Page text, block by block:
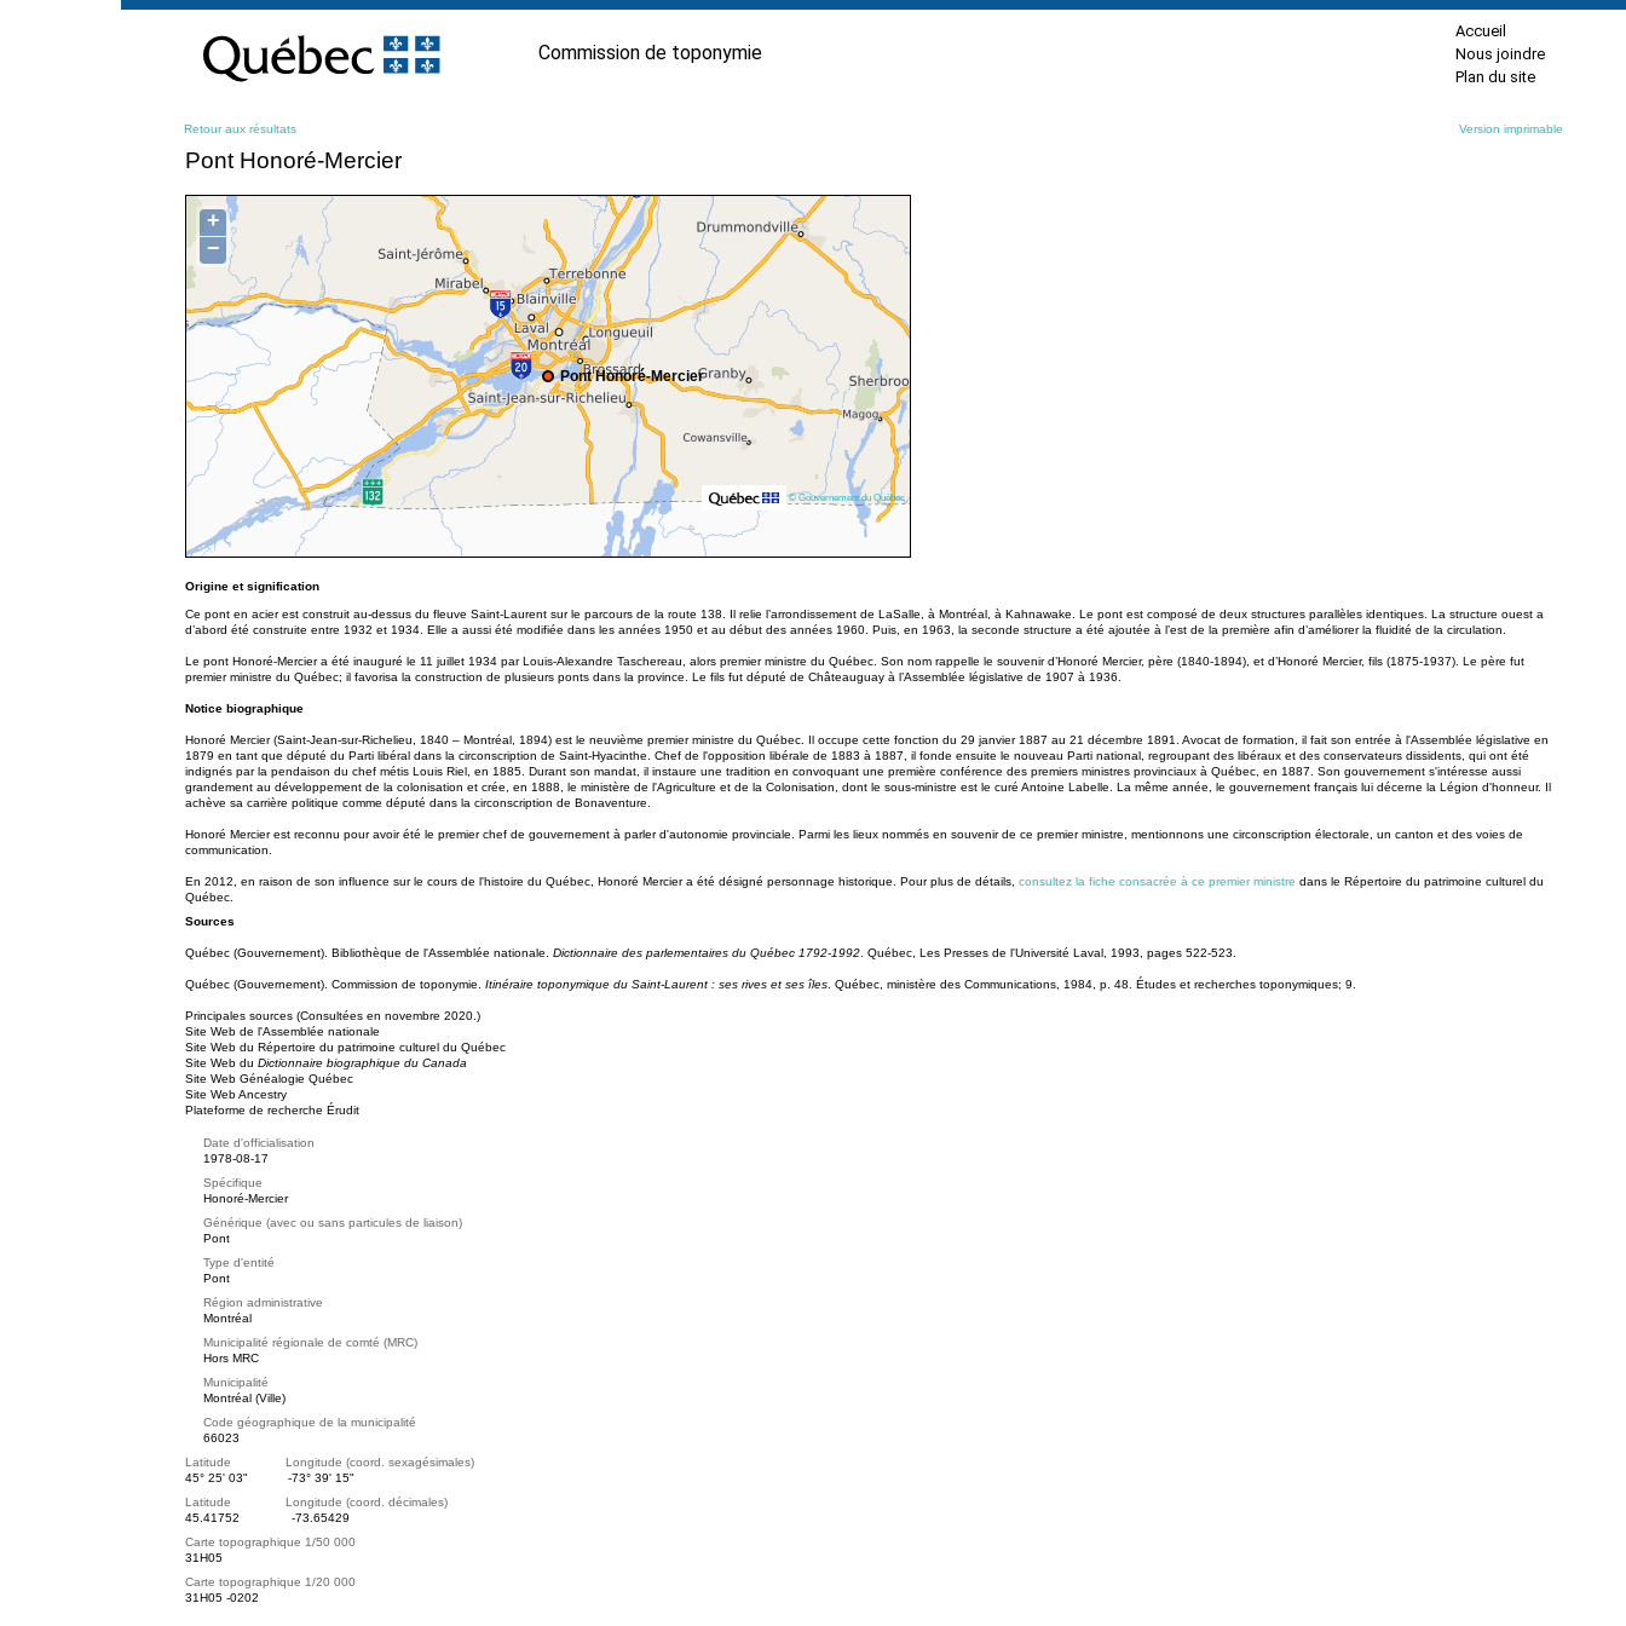
contenu
Commission de toponymie
Accueil
Nous joindre
Plan du site
Retour aux résultats Version imprimable
Pont Honoré-Mercier
Pont Honoré-Mercier
+
−
© Gouvernement du Québec
Origine et signification
Ce pont en acier est construit au-dessus du fleuve Saint-Laurent sur le parcours de la route 138. Il relie l’arrondissement de LaSalle, à Montréal, à Kahnawake. Le pont est composé de deux structures parallèles identiques. La structure ouest a
d’abord été construite entre 1932 et 1934. Elle a aussi été modifiée dans les années 1950 et au début des années 1960. Puis, en 1963, la seconde structure a été ajoutée à l’est de la première afin d’améliorer la fluidité de la circulation.
Le pont Honoré-Mercier a été inauguré le 11 juillet 1934 par Louis-Alexandre Taschereau, alors premier ministre du Québec. Son nom rappelle le souvenir d’Honoré Mercier, père (1840-1894), et d’Honoré Mercier, fils (1875-1937). Le père fut
premier ministre du Québec; il favorisa la construction de plusieurs ponts dans la province. Le fils fut député de Châteauguay à l’Assemblée législative de 1907 à 1936.
Notice biographique
Honoré Mercier (Saint-Jean-sur-Richelieu, 1840 – Montréal, 1894) est le neuvième premier ministre du Québec. Il occupe cette fonction du 29 janvier 1887 au 21 décembre 1891. Avocat de formation, il fait son entrée à l'Assemblée législative en
1879 en tant que député du Parti libéral dans la circonscription de Saint-Hyacinthe. Chef de l'opposition libérale de 1883 à 1887, il fonde ensuite le nouveau Parti national, regroupant des libéraux et des conservateurs dissidents, qui ont été
indignés par la pendaison du chef métis Louis Riel, en 1885. Durant son mandat, il instaure une tradition en convoquant une première conférence des premiers ministres provinciaux à Québec, en 1887. Son gouvernement s'intéresse aussi
grandement au développement de la colonisation et crée, en 1888, le ministère de l'Agriculture et de la Colonisation, dont le sous-ministre est le curé Antoine Labelle. La même année, le gouvernement français lui décerne la Légion d'honneur. Il
achève sa carrière politique comme député dans la circonscription de Bonaventure.
Honoré Mercier est reconnu pour avoir été le premier chef de gouvernement à parler d'autonomie provinciale. Parmi les lieux nommés en souvenir de ce premier ministre, mentionnons une circonscription électorale, un canton et des voies de
communication.
En 2012, en raison de son influence sur le cours de l'histoire du Québec, Honoré Mercier a été désigné personnage historique. Pour plus de détails, consultez la fiche consacrée à ce premier ministre dans le Répertoire du patrimoine culturel du
Québec.
Sources
Québec (Gouvernement). Bibliothèque de l'Assemblée nationale. Dictionnaire des parlementaires du Québec 1792-1992 . Québec, Les Presses de l'Université Laval, 1993, pages 522-523.
Québec (Gouvernement). Commission de toponymie. Itinéraire toponymique du Saint-Laurent : ses rives et ses îles . Québec, ministère des Communications, 1984, p. 48. Études et recherches toponymiques; 9.
Principales sources (Consultées en novembre 2020.)
Site Web de l'Assemblée nationale
Site Web du Répertoire du patrimoine culturel du Québec
Site Web du Dictionnaire biographique du Canada
Site Web Généalogie Québec
Site Web Ancestry
Plateforme de recherche Érudit
Date d'officialisation
1978-08-17
Spécifique
Honoré-Mercier
Générique (avec ou sans particules de liaison)
Pont
Type d'entité
Pont
Région administrative
Montréal
Municipalité régionale de comté (MRC)
Hors MRC
Municipalité
Montréal (Ville)
Code géographique de la municipalité
66023
Latitude Longitude (coord. sexagésimales)
45° 25' 03"
-73° 39' 15"
Latitude Longitude (coord. décimales)
45.41752
-73.65429
Carte topographique 1/50 000
31H05
Carte topographique 1/20 000
31H05 -0202